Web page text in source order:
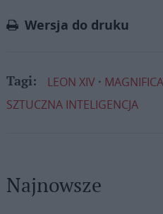
Wersja do druku
Tagi: LEON XIV
SZTUCZNA INTELIGENCJA
Najnowsze